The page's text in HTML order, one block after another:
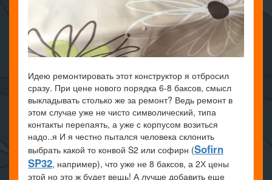
Идею ремонтировать этот конструктор я отбросил
сразу. При цене нового порядка 6-8 баксов, смысл
выкладывать столько же за ремонт? Ведь ремонт в
этом случае уже не чисто символический, типа
контакты перепаять, а уже с корпусом возиться
надо..я И я честно пытался человека склонить
выбрать какой то конвой S2 или софирн (Sofirn
SP32, например), что уже не 8 баксов, а 2Х цены
этой но это ж будет вещь! А лучше добавить еще